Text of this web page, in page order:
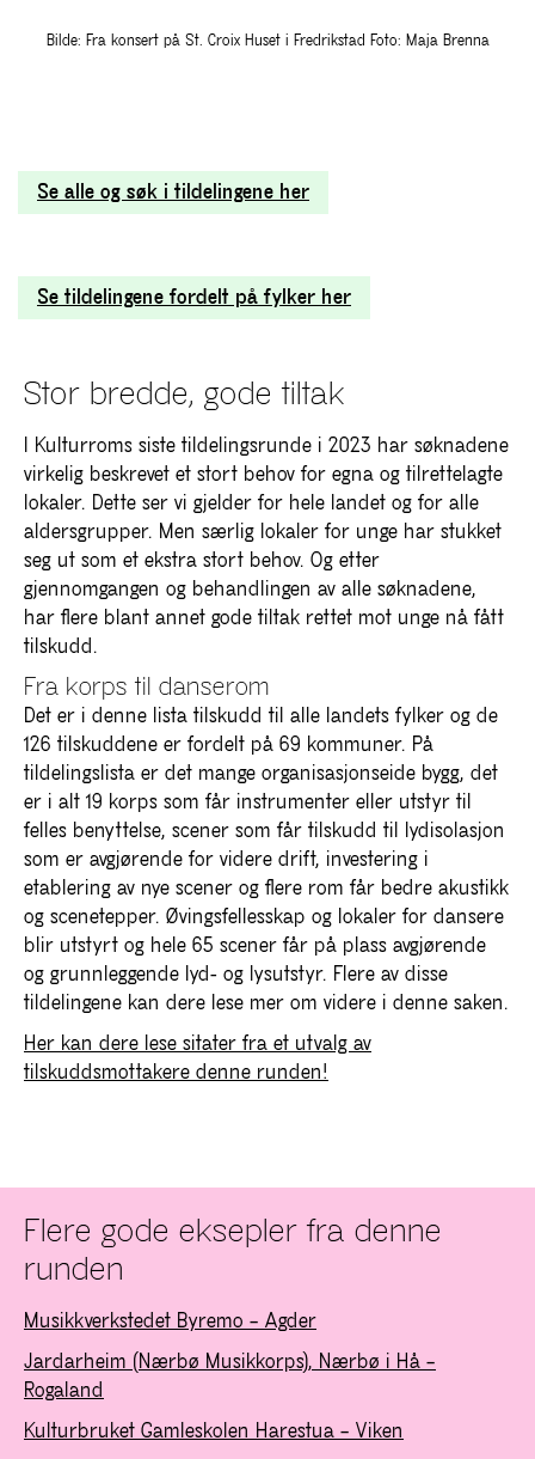
Bilde: Fra konsert på St. Croix Huset i Fredrikstad Foto: Maja Brenna
Se alle og søk i tildelingene her
Se tildelingene fordelt på fylker her
Stor bredde, gode tiltak
I Kulturroms siste tildelingsrunde i 2023 har søknadene
virkelig beskrevet et stort behov for egna og tilrettelagte
lokaler. Dette ser vi gjelder for hele landet og for alle
aldersgrupper. Men særlig lokaler for unge har stukket
seg ut som et ekstra stort behov. Og etter
gjennomgangen og behandlingen av alle søknadene,
har flere blant annet gode tiltak rettet mot unge nå fått
tilskudd.
Fra korps til danserom
Det er i denne lista tilskudd til alle landets fylker og de
126 tilskuddene er fordelt på 69 kommuner. På
tildelingslista er det mange organisasjonseide bygg, det
er i alt 19 korps som får instrumenter eller utstyr til
felles benyttelse, scener som får tilskudd til lydisolasjon
som er avgjørende for videre drift, investering i
etablering av nye scener og flere rom får bedre akustikk
og scenetepper. Øvingsfellesskap og lokaler for dansere
blir utstyrt og hele 65 scener får på plass avgjørende
og grunnleggende lyd- og lysutstyr. Flere av disse
tildelingene kan dere lese mer om videre i denne saken.
Her kan dere lese sitater fra et utvalg av
tilskuddsmottakere denne runden!
Flere gode eksepler fra denne
runden
Musikkverkstedet Byremo – Agder
Jardarheim (Nærbø Musikkorps), Nærbø i Hå –
Rogaland
Kulturbruket Gamleskolen Harestua – Viken